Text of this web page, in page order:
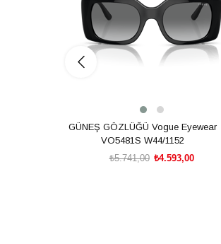
GÜNEŞ GÖZLÜĞÜ Vogue Eyewear
VO5481S W44/1152
₺4.593,00
₺5.741,00